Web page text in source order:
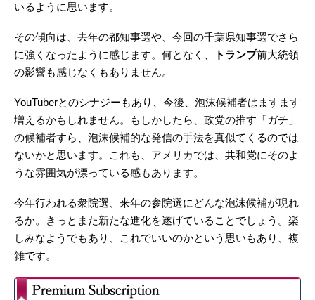
いるように思います。
その傾向は、去年の都知事選や、今回の千葉県知事選でさら
に強くなったように感じます。何となく、
トランプ前大統領
の影響も感じなくもありません。
YouTuberとのシナジーもあり、今後、泡沫候補者はますます
増えるかもしれません。もしかしたら、政党の推す「ガチ」
の候補者すら、泡沫候補的な発信の手法を真似てくるのでは
ないかと思います。これも、アメリカでは、共和党にそのよ
うな雰囲気が漂っている感もあります。
今年行われる衆院選、来年の参院選にどんな泡沫候補が現れ
るか。きっとまた新たな進化を遂げていることでしょう。楽
しみなようでもあり、これでいいのかという思いもあり、複
雑です。